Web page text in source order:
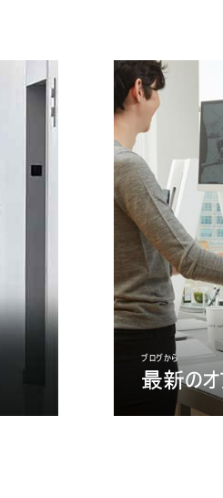
登録
リファレンスコード
入力
ブログから
最新のオ